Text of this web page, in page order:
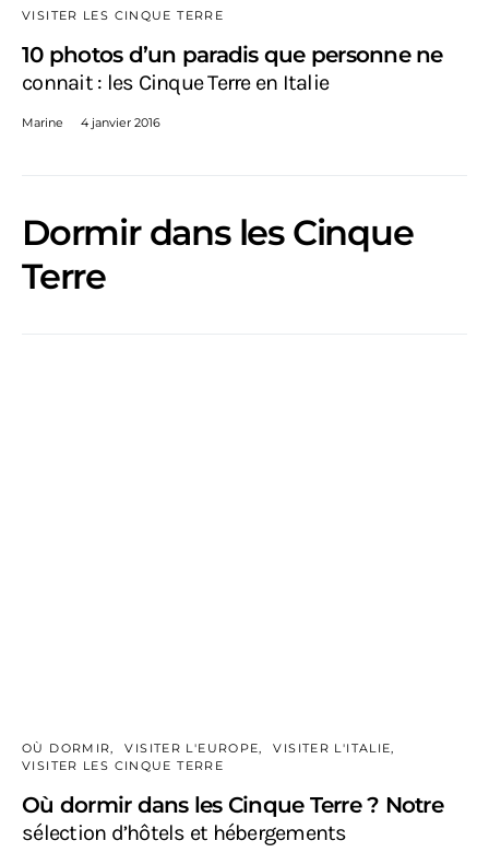
VISITER LES CINQUE TERRE
10 photos d’un paradis que personne ne
connait : les Cinque Terre en Italie
Marine 4 janvier 2016
Dormir dans les Cinque
Terre
OÙ DORMIR VISITER L'EUROPE
VISITER L'ITALIE
VISITER LES CINQUE TERRE
Où dormir dans les Cinque Terre ? Notre
sélection d’hôtels et hébergements